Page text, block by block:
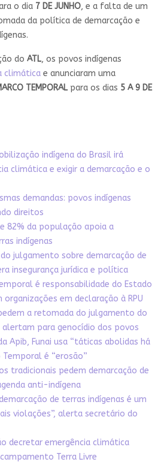
o dia 7 DE JUNHO, e a falta de um
da política de demarcação e
do ATL, os povos indígenas
climáticae anunciaram uma
TEMPORALpara os dias 5 A 9 DE
indígena do Brasil irá
climática e exigir a demarcação e o
demandas: povos indígenas
direitos
82% da população apoia a
indígenas
julgamento sobre demarcação de
insegurança jurídica e política
é responsabilidade do Estado
em declaração à RPU
a retomada do julgamento do
para genocídio dos povos
Apib, Funai usa “táticas abolidas há
Temporal é “erosão”
tradicionais pedem demarcação de
anti-indígena
de terras indígenas é um
violações”, alerta secretário do
decretar emergência climática
Terra Livre